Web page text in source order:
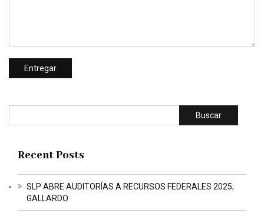
Buscar
Recent Posts
SLP ABRE AUDITORÍAS A RECURSOS FEDERALES 2025;
GALLARDO